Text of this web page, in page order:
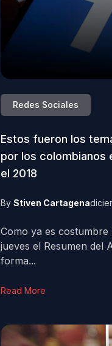
Redes Sociales
Estos fueron los
por los colombianos
el 2018
By Stiven Cartagena
Como ya es
jueves el Resumen del
forma...
Read More